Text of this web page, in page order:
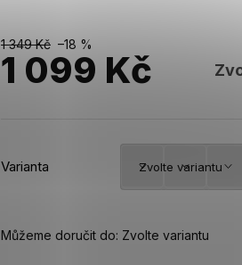
1 349 Kč –18 %
1 099 Kč
Varianta
Můžeme doručit do: Zvolte variantu